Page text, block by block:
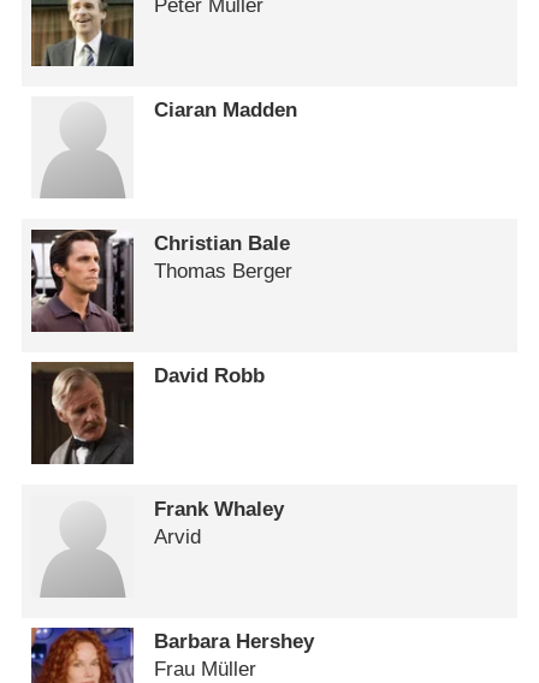
Peter Müller
Ciaran Madden
Christian Bale
Thomas Berger
David Robb
Frank Whaley
Arvid
Barbara Hershey
Frau Müller